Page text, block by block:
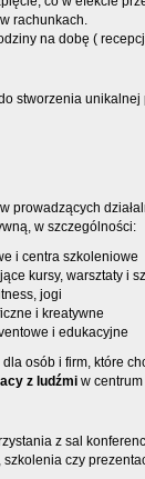
rachunkach.
na dobę (
stworzenia
prowadzących
w szczególności:
i centra szkoleniowe
kursy, warsztaty i
jogi
i kreatywne
i edukacyjne
osób i firm, które
z ludźmi w
z sal
czy